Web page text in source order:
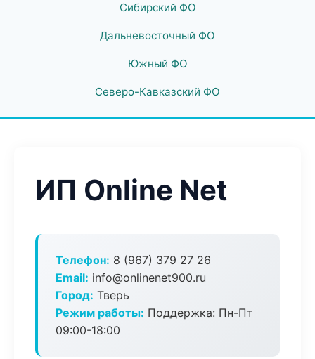
Сибирский ФО
Дальневосточный ФО
Южный ФО
Северо-Кавказский ФО
ИП Online Net
Телефон: 8 (967) 379 27 26
Email: info@onlinenet900.ru
Город: Тверь
Режим работы: Поддержка: Пн-Пт
09:00-18:00